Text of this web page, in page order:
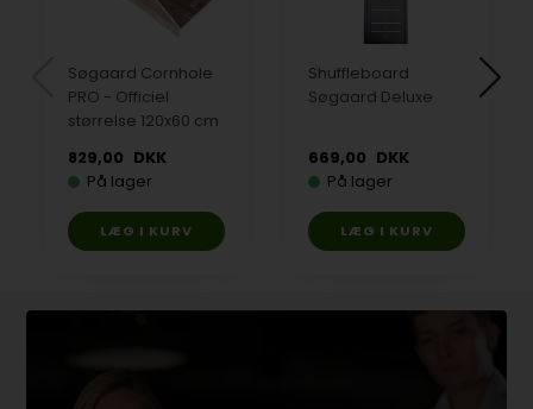
Søgaard Cornhole
PRO - Officiel
størrelse 120x60 cm
829,00 DKK
På lager
Shuffleboard
Søgaard Deluxe
669,00 DKK
På lager